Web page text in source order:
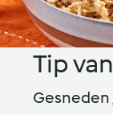
Tip